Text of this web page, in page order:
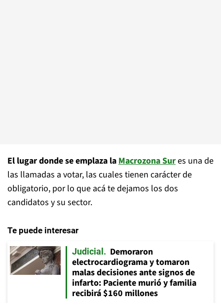
El lugar donde se emplaza la Macrozona Sures una de
las llamadas a votar, las cuales tienen carácter de
obligatorio, por lo que acá te dejamos los dos
candidatos y su sector.
Te puede interesar
Judicial
Demoraron
electrocardiograma y tomaron
malas decisiones ante signos de
infarto: Paciente murió y familia
recibirá $160 millones